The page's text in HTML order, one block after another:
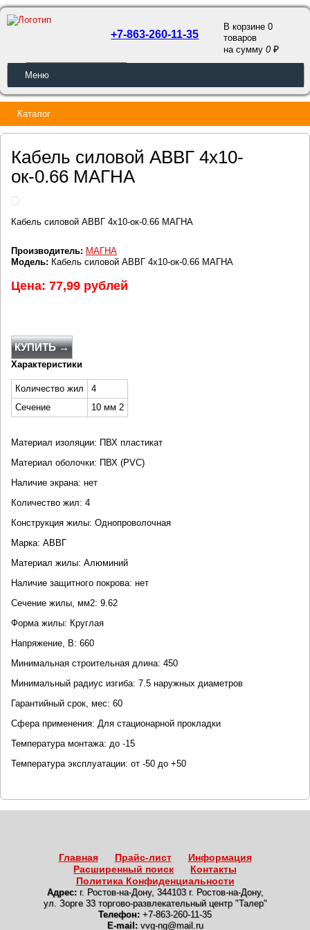
ОБРАТНЫЙ ЗВОНОК
+7-863-260-11-35
В корзине 0
товаров
на сумму0
Меню
Каталог
Кабель силовой АВВГ 4х10-
ок-0.66 МАГНА
Кабель силовой АВВГ 4х10-ок-0.66 МАГНА
Производитель: МАГНА
Модель: Кабель силовой АВВГ 4х10-ок-0.66 МАГНА
Цена: 77,99 рублей
КУПИТЬ →
Характеристики
Количество жил
4
Сечение
10 мм 2
Материал изоляции: ПВХ пластикат
Материал оболочки: ПВХ (PVC)
Наличие экрана: нет
Количество жил: 4
Конструкция жилы: Однопроволочная
Марка: АВВГ
Материал жилы: Алюминий
Наличие защитного покрова: нет
Сечение жилы, мм2: 9.62
Форма жилы: Круглая
Напряжение, В: 660
Минимальная строительная длина: 450
Минимальный радиус изгиба: 7.5 наружных диаметров
Гарантийный срок, мес: 60
Сфера применения: Для стационарной прокладки
Температура монтажа: до -15
Температура эксплуатации: от -50 до +50
Главная Прайс-лист
Информация
Расширенный поиск
Контакты
Политика Конфиденциальности
Адрес: г. Ростов-на-Дону, 344103 г. Ростов-на-Дону,
ул. Зорге 33 торгово-развлекательный центр "Талер"
Телефон: +7-863-260-11-35
E-mail: vvg-ng@mail.ru